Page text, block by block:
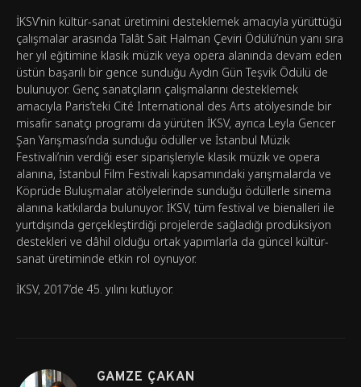
İKSV’nin kültür-sanat üretimini desteklemek amacıyla yürüttüğü
çalışmalar arasında Talât Sait Halman Çeviri Ödülü’nün yanı sıra
her yıl eğitimine klasik müzik veya opera alanında devam eden
üstün başarılı bir gence sunduğu Aydın Gün Teşvik Ödülü de
bulunuyor. Genç sanatçıların çalışmalarını desteklemek
amacıyla Paris’teki Cité International des Arts atölyesinde bir
misafir sanatçı programı da yürüten İKSV, ayrıca Leyla Gencer
Şan Yarışması’nda sunduğu ödüller ve İstanbul Müzik
Festivali’nin verdiği eser siparişleriyle klasik müzik ve opera
alanına, İstanbul Film Festivali kapsamındaki yarışmalarda ve
Köprüde Buluşmalar atölyelerinde sunduğu ödüllerle sinema
alanına katkılarda bulunuyor. İKSV, tüm festival ve bienalleri ile
yurtdışında gerçekleştirdiği projelerde sağladığı prodüksiyon
destekleri ve dâhil olduğu ortak yapımlarla da güncel kültür-
sanat üretiminde etkin rol oynuyor.
İKSV, 2017’de 45. yılını kutluyor.
GAMZE ÇAKAN